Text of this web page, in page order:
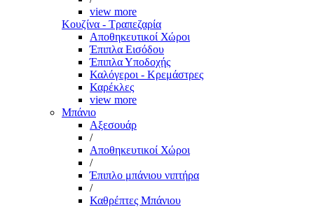
view more
Κουζίνα - Τραπεζαρία
Αποθηκευτικοί Χώροι
Έπιπλα Εισόδου
Έπιπλα Υποδοχής
Καλόγεροι - Κρεμάστρες
Καρέκλες
view more
Μπάνιο
Αξεσουάρ
/
Αποθηκευτικοί Χώροι
/
Έπιπλο μπάνιου νιπτήρα
/
Καθρέπτες Μπάνιου